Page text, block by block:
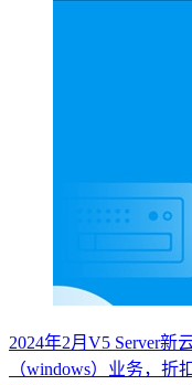
2024年2月V5 Server新
（windows）业务，折